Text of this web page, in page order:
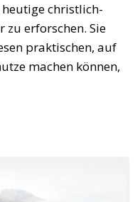
christlich-
zu erforschen. Sie
praktischen, auf
machen können,